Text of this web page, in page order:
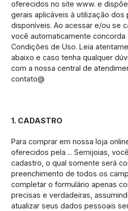
oferecidos no site www. e
gerais aplicáveis à utilização
disponíveis. Ao acessar e/ou se
você automaticamente
Condições de Uso. Leia
abaixo e caso tenha qualquer
com a nossa central de
contato@
1. CADASTRO
Para comprar em nossa loja
oferecidos pela ... Semijoias,
cadastro, o qual somente será
preenchimento de todos os
completar o formulário apenas
precisas e verdadeiras,
atualizar seus dados pessoais